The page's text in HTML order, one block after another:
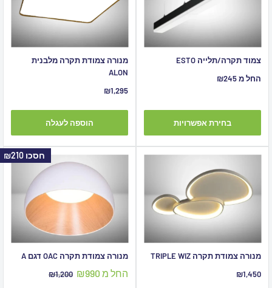
צמוד תקרה/תלייה ESTO
מחיר
החל מ ₪245
בחירת אפשרויות
מנורה צמודת תקרה מלבנית
ALON
מחיר
₪1,295
הוספה לעגלה
מנורה צמודת תקרה TRIPLE WIZ
מחיר
₪1,450
חסכו ₪210
מנורה צמודת תקרה OAC דגם A
מחיר
החל מ ₪990
מחיר
₪1,200